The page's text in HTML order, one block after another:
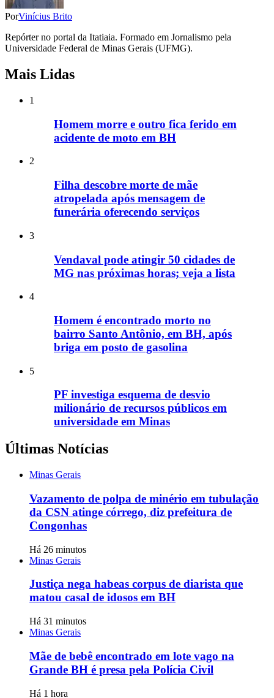
PorVinícius Brito
Repórter no portal da Itatiaia. Formado em Jornalismo pela
Universidade Federal de Minas Gerais (UFMG).
Mais Lidas
1
Homem morre e outro fica ferido em
acidente de moto em BH
2
Filha descobre morte de mãe
atropelada após mensagem de
funerária oferecendo serviços
3
Vendaval pode atingir 50 cidades de
MG nas próximas horas; veja a lista
4
Homem é encontrado morto no
bairro Santo Antônio, em BH, após
briga em posto de gasolina
5
PF investiga esquema de desvio
milionário de recursos públicos em
universidade em Minas
Últimas Notícias
Minas Gerais
Vazamento de polpa de minério em tubulação
da CSN atinge córrego, diz prefeitura de
Congonhas
Há 26 minutos
Minas Gerais
Justiça nega habeas corpus de diarista que
matou casal de idosos em BH
Há 31 minutos
Minas Gerais
Mãe de bebê encontrado em lote vago na
Grande BH é presa pela Polícia Civil
Há 1 hora